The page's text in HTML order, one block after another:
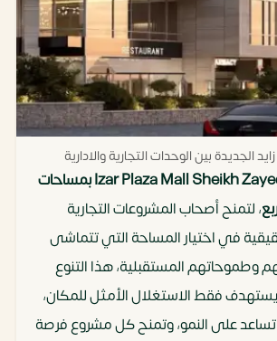
الجديدة بين الوحدات التجارية والادارية
تم طرح وحدات Izar Plaza Mall Sheikh Zayed بمساحات
، لتمنح أصحاب المشروعات التجارية
في اختيار المساحة التي تتماشى
المستقبلية، هذا التنوع
فقط الاستغلال الأمثل للمكان،
تساعد على النمو، وتمنح كل مشروع فرصة